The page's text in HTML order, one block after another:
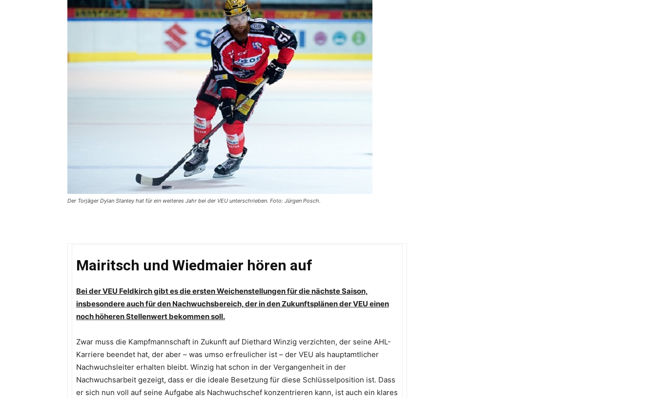
Der Torjäger Dylan Stanley hat für ein weiteres Jahr bei der VEU unterschrieben. Foto: Jürgen Posch.
Mairitsch und Wiedmaier hören auf
Bei der VEU Feldkirch gibt es die ersten Weichenstellungen für die nächste Saison,
insbesondere auch für den Nachwuchsbereich, der in den Zukunftsplänen der VEU einen
noch höheren Stellenwert bekommen soll.
Zwar muss die Kampfmannschaft in Zukunft auf Diethard Winzig verzichten, der seine AHL-
Karriere beendet hat, der aber – was umso erfreulicher ist – der VEU als hauptamtlicher
Nachwuchsleiter erhalten bleibt. Winzig hat schon in der Vergangenheit in der
Nachwuchsarbeit gezeigt, dass er die ideale Besetzung für diese Schlüsselposition ist. Dass
er sich nun voll auf seine Aufgabe als Nachwuchschef konzentrieren kann, ist auch ein klares